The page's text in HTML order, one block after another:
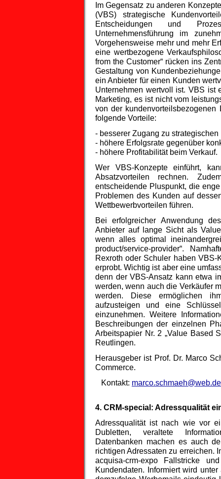
Im Gegensatz zu anderen
(VBS) strategische
Entscheidungen und
Unternehmensführung im
Vorgehensweise mehr und mehr
eine wertbezogene
from the Customer“ rücken ins
Gestaltung von
ein Anbieter für einen Kunden
Unternehmen wertvoll ist. VBS ist
Marketing, es ist nicht vom
von der kundenvorteilsbezogenen
folgende Vorteile:
- besserer Zugang zu
- höhere Erfolgsrate gegenüber
- höhere Profitabilität beim Verkauf.
Wer VBS-Konzepte einführt,
Absatzvorteilen rechnen.
entscheidende Pluspunkt, die
Problemen des Kunden auf
Wettbewerbvorteilen führen.
Bei erfolgreicher Anwendung
Anbieter auf lange Sicht als
wenn alles optimal
product/service-provider“.
Rexroth oder Schuler haben
erprobt. Wichtig ist aber eine
denn der VBS-Ansatz kann etwa
werden, wenn auch die Verkäufer
werden. Diese ermöglichen
aufzusteigen und eine
einzunehmen. Weitere
Beschreibungen der einzelnen
Arbeitspapier Nr. 2 „Value Based
Reutlingen.
Herausgeber ist Prof. Dr. Marco
Commerce.
Kontakt: marco.schmaeh@web.de
4. CRM-special: Adressqualität
Adressqualität ist nach wie vor
Dubletten, veraltete
Datenbanken machen es auch
richtigen Adressaten zu erreichen.
acquisa-crm-expo Fallstricke
Kundendaten. Informiert wird